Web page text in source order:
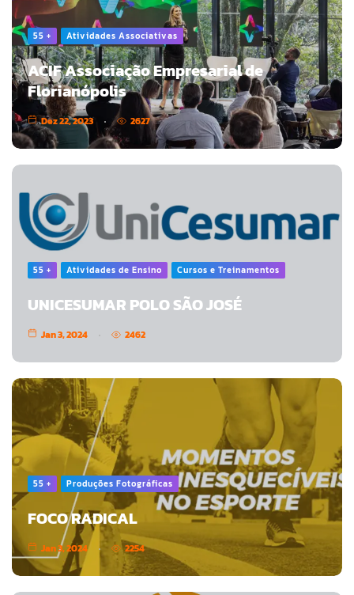
55 + Atividades Associativas
ACIF Associação Empresarial de
Florianópolis
Dez 22, 2023 2627
55 + Atividades de Ensino Cursos e Treinamentos
UNICESUMAR POLO SÃO JOSÉ
Jan 3, 2024 2462
55 + Produções Fotográficas
FOCO RADICAL
Jan 3, 2024 2254